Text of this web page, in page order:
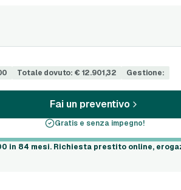
Totale dovuto: € 12.901,32
Gestione:
Fai un preventivo
Gratis e senza impegno!
in 84 mesi. Richiesta prestito online,